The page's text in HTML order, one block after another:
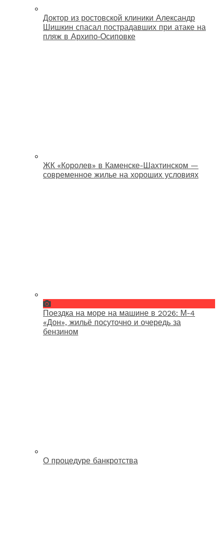
Доктор из ростовской клиники Александр
Шишкин спасал пострадавших при атаке на
пляж в Архипо‑Осиповке
ЖК «Королев» в Каменске-Шахтинском —
современное жилье на хороших условиях
Поездка на море на машине в 2026: М-4
«Дон», жильё посуточно и очередь за
бензином
О процедуре банкротства